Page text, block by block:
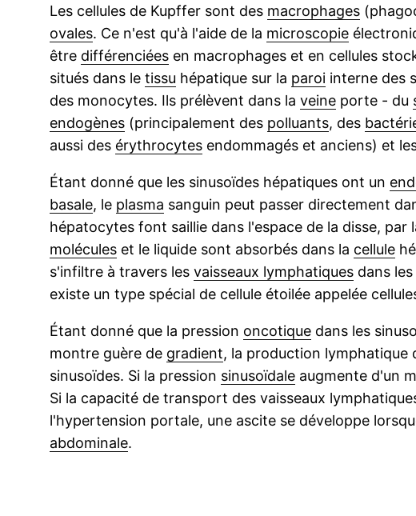
Les cellules de Kupffer sont des macrophages
ovales. Ce n'est qu'à l'aide de la microscopie
être différenciées en macrophages et en cellules
situés dans le tissu hépatique sur la paroi interne des
des monocytes. Ils prélèvent dans la veine porte - du
endogènes (principalement des polluants, des
aussi des érythrocytes endommagés et anciens) et
Étant donné que les sinusoïdes hépatiques ont un
basale, le plasma sanguin peut passer directement
hépatocytes font saillie dans l'espace de la disse, par
molécules et le liquide sont absorbés dans la cellule
s'infiltre à travers les vaisseaux lymphatiques dans
existe un type spécial de cellule étoilée appelée
Étant donné que la pression oncotique dans les
montre guère de gradient, la production lymphatique
sinusoïdes. Si la pression sinusoïdale augmente d'un
Si la capacité de transport des vaisseaux
l'hypertension portale, une ascite se développe
abdominale.